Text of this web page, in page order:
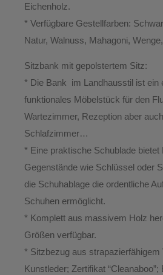
Eichenholz.
* Verfügbare Gestellfarben:
Natur, Walnuss, Mahagoni,
Sitzbank mit gepolstertem Sitz:
* Die Bank im Landhausstil ist ein
funktionales Möbelstück für den
Wartezimmer, Rezeption aber
Schlafzimmer…
* Eine praktische Schublade bietet
Gegenstände wie Schlüssel oder
die Schuhablage die ordentliche
Schuhen ermöglicht.
* Komplett aus massivem Holz
Größen verfügbar.
* Sitzbezug aus strapazierfähigem
Kunstleder; Zertifikat